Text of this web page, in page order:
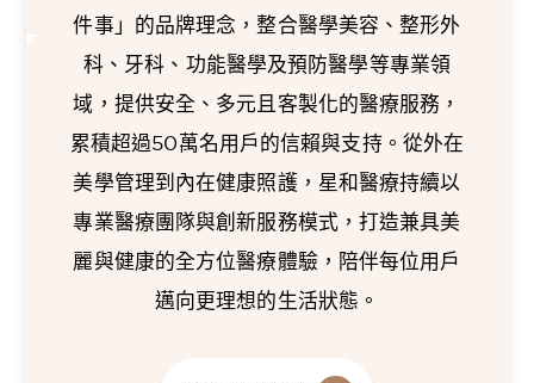
件事」的品牌理念，整合醫學美容、整形外
科、牙科、功能醫學及預防醫學等專業領
域，提供安全、多元且客製化的醫療服務，
累積超過50萬名用戶的信賴與支持。從外在
美學管理到內在健康照護，星和醫療持續以
專業醫療團隊與創新服務模式，打造兼具美
麗與健康的全方位醫療體驗，陪伴每位用戶
邁向更理想的生活狀態。